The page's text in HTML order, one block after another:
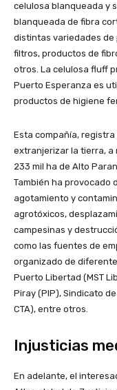
celulosa blanqueada y
blanqueada de fibra
distintas variedades de
filtros, productos de
otros. La celulosa fluff
Puerto Esperanza es
productos de higiene
Esta compañía,
extranjerizar la tierra, a
233 mil ha de Alto
También ha provocado
agotamiento y
agrotóxicos,
campesinas y
como las fuentes de
organizado de
Puerto Libertad (MST
Piray (PIP), Sindicato
CTA), entre otros.
Injusticias
En adelante, el